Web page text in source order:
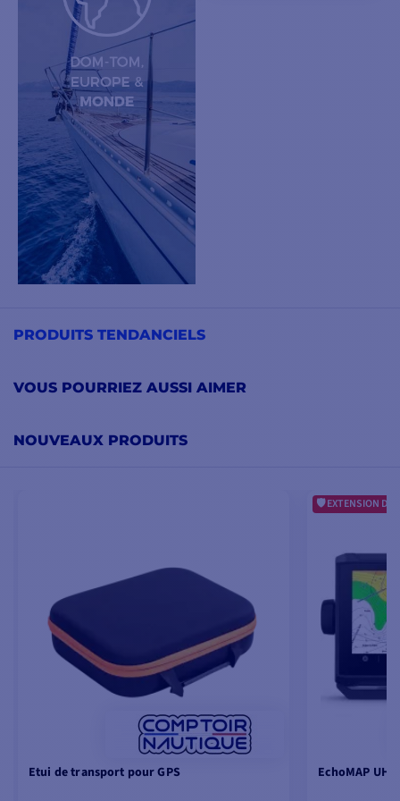
VOIR LES MODÈLES
PRODUITS TENDANCIELS
VOUS POURRIEZ AUSSI AIMER
NOUVEAUX PRODUITS
Etui de transport pour GPS
EXTENSION DE
EchoMAP